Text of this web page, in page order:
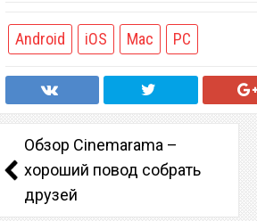
Android iOS Mac PC
Обзор Cinemarama –
хороший повод собрать
друзей